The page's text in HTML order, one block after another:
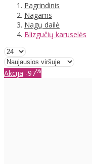
Pagrindinis
Nagams
Nagų dailė
Blizgučių karuselės
Akcija -97%